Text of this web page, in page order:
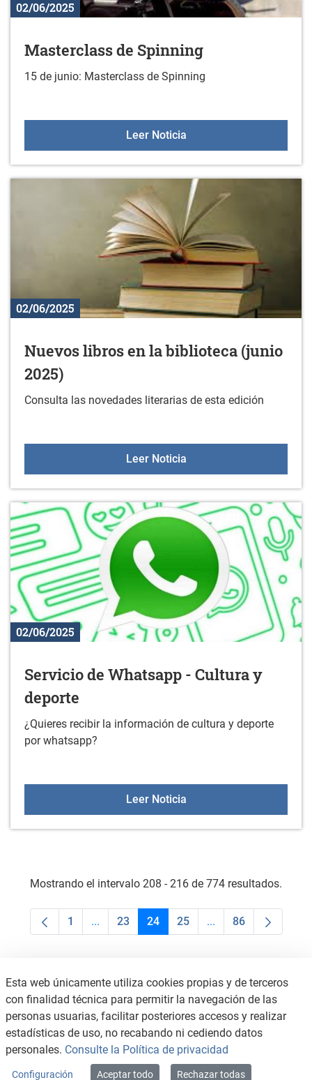
02/06/2025
Masterclass de Spinning
15 de junio: Masterclass de Spinning
Leer NoticiaMasterclass de Spinning
02/06/2025
Nuevos libros en la biblioteca (junio
2025)
Consulta las novedades literarias de esta edición
Leer NoticiaNuevos libros en la
02/06/2025
Servicio de Whatsapp - Cultura y
deporte
¿Quieres recibir la información de cultura y deporte
por whatsapp?
Leer NoticiaServicio de Whatsapp -
Mostrando el intervalo 208 - 216 de 774 resultados.
Página
1 ...Páginas intermedias Use TAB para
Página
23 Página
24 Página
25 ...PáginasPágina
86
Esta web únicamente utiliza cookies propias y de terceros
con finalidad técnica para permitir la navegación de las
personas usuarias, facilitar posteriores accesos y realizar
estadísticas de uso, no recabando ni cediendo datos
personales. Consulte la Política de privacidad
Configuración Aceptar todo Rechazar todas